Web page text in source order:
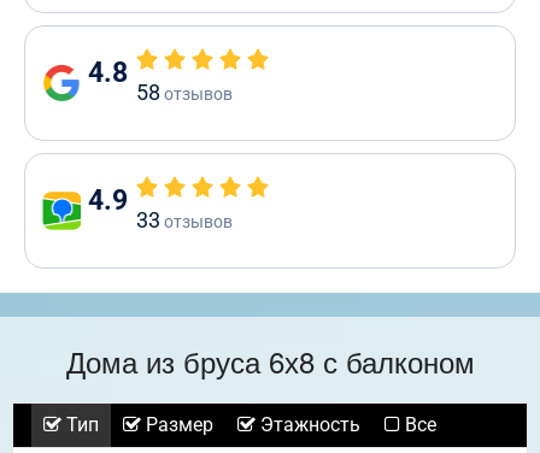
4.8
58 отзывов
4.9
33 отзывов
Дома из бруса 6х8 с балконом
Тип Размер Этажность Все